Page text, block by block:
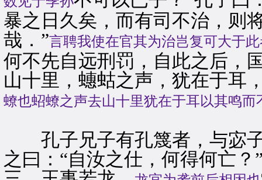
暴之日久矣，而有司不治，则
哉．”言聘我使在官其为治岂复可大于
何不先自远刑罚，自此之后，
山十里，蟪蛄之声，犹在于耳
蟟也蛁蟟之声去山十里犹在于耳以其鸣
孔子兄子有孔篾者，与宓子
之曰：“自汝之仕，何得何亡